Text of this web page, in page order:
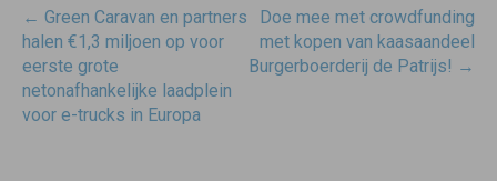
Post
navigatie
← Green Caravan en partners
halen €1,3 miljoen op voor
eerste grote
netonafhankelijke laadplein
voor e-trucks in Europa
Doe mee met crowdfunding
met kopen van kaasaandeel
Burgerboerderij de Patrijs! →